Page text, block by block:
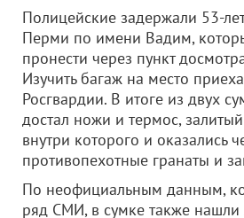
Полицейские задержали 53-
Перми по имени Вадим,
пронести через пункт
Изучить багаж на место
Росгвардии. В итоге из двух
достал ножи и термос,
внутри которого и оказались
противопехотные гранаты и
По неофициальным данным,
ряд СМИ, в сумке также нашли